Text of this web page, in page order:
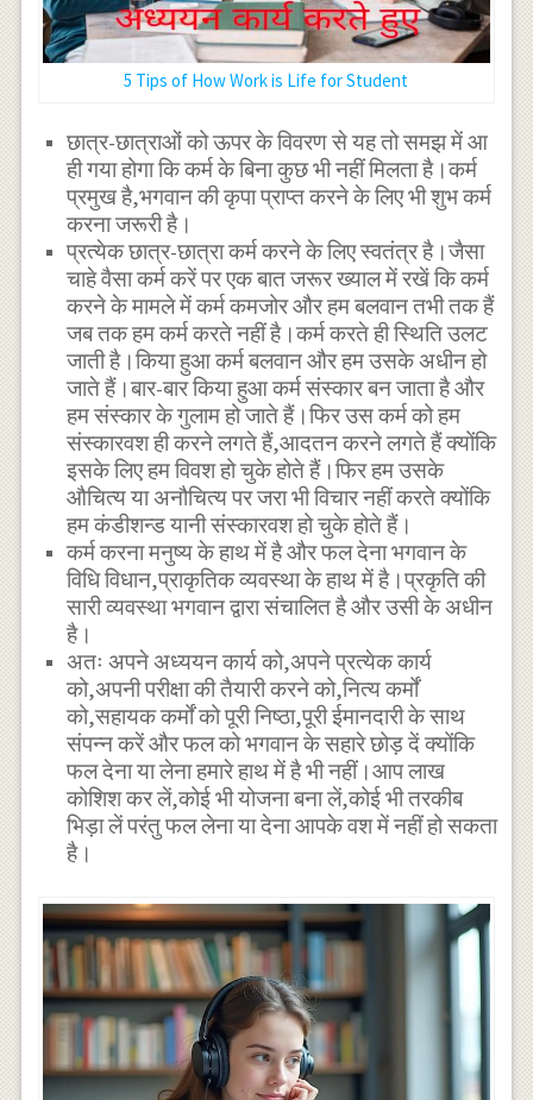
5 Tips of How Work is Life for Student
छात्र-छात्राओं को ऊपर के विवरण से यह तो समझ में आ
ही गया होगा कि कर्म के बिना कुछ भी नहीं मिलता है।कर्म
प्रमुख है,भगवान की कृपा प्राप्त करने के लिए भी शुभ कर्म
करना जरूरी है।
प्रत्येक छात्र-छात्रा कर्म करने के लिए स्वतंत्र है।जैसा
चाहे वैसा कर्म करें पर एक बात जरूर ख्याल में रखें कि कर्म
करने के मामले में कर्म कमजोर और हम बलवान तभी तक हैं
जब तक हम कर्म करते नहीं है।कर्म करते ही स्थिति उलट
जाती है।किया हुआ कर्म बलवान और हम उसके अधीन हो
जाते हैं।बार-बार किया हुआ कर्म संस्कार बन जाता है और
हम संस्कार के गुलाम हो जाते हैं।फिर उस कर्म को हम
संस्कारवश ही करने लगते हैं,आदतन करने लगते हैं क्योंकि
इसके लिए हम विवश हो चुके होते हैं।फिर हम उसके
औचित्य या अनौचित्य पर जरा भी विचार नहीं करते क्योंकि
हम कंडीशन्ड यानी संस्कारवश हो चुके होते हैं।
कर्म करना मनुष्य के हाथ में है और फल देना भगवान के
विधि विधान,प्राकृतिक व्यवस्था के हाथ में है।प्रकृति की
सारी व्यवस्था भगवान द्वारा संचालित है और उसी के अधीन
है।
अतः अपने अध्ययन कार्य को,अपने प्रत्येक कार्य
को,अपनी परीक्षा की तैयारी करने को,नित्य कर्मों
को,सहायक कर्मों को पूरी निष्ठा,पूरी ईमानदारी के साथ
संपन्न करें और फल को भगवान के सहारे छोड़ दें क्योंकि
फल देना या लेना हमारे हाथ में है भी नहीं।आप लाख
कोशिश कर लें,कोई भी योजना बना लें,कोई भी तरकीब
भिड़ा लें परंतु फल लेना या देना आपके वश में नहीं हो सकता
है।